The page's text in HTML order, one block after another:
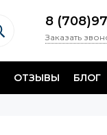
8
Заказать
ОТЗЫВЫ БЛОГ